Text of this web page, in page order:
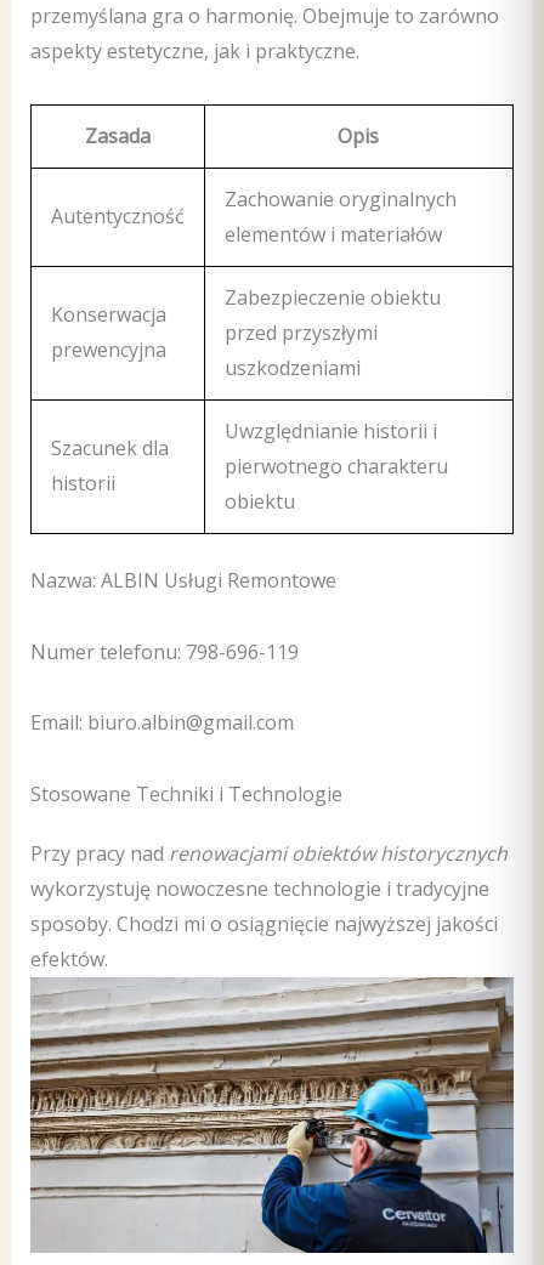
przemyślana gra o harmonię. Obejmuje to zarówno
aspekty estetyczne, jak i praktyczne.
Zasada Opis
Autentyczność
Zachowanie oryginalnych
elementów i materiałów
Konserwacja
prewencyjna
Zabezpieczenie obiektu
przed przyszłymi
uszkodzeniami
Szacunek dla
historii
Uwzględnianie historii i
pierwotnego charakteru
obiektu
Nazwa: ALBIN Usługi Remontowe
Numer telefonu: 798-696-119
Email: biuro.albin@gmail.com
Stosowane Techniki i Technologie
Przy pracy nad renowacjami obiektów historycznych
wykorzystuję nowoczesne technologie i tradycyjne
sposoby. Chodzi mi o osiągnięcie najwyższej jakości
efektów.